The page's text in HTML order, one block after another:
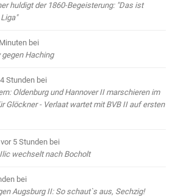
huldigt der 1860-Begeisterung: "Das ist
bei
gegen Haching
Stunden bei
Oldenburg und Hannover II marschieren im
Glöckner - Verlaat wartet mit BVB II auf ersten
vor 5 Stunden bei
wechselt nach Bocholt
bei
Augsburg II: So schaut`s aus, Sechzig!